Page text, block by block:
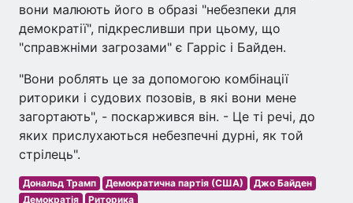
вони малюють його в образі "небезпеки для
демократії", підкресливши при цьому, що
"справжніми загрозами" є Гарріс і Байден.
"Вони роблять це за допомогою комбінації
риторики і судових позовів, в які вони мене
загортають", - поскаржився він. - Це ті речі, до
яких прислухаються небезпечні дурні, як той
стрілець".
Дональд Трамп Демократична партія (США)
Джо Байден
Демократія
Риторика